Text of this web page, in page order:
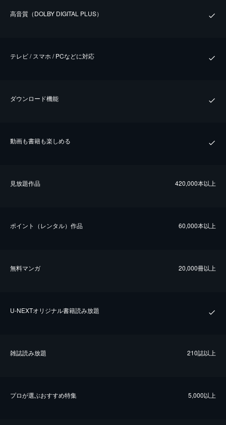
⾼⾳質（DOLBY DIGITAL PLUS）
テレビ / スマホ / PCなどに対応
ダウンロード機能
動画も書籍も楽しめる
⾒放題作品 420,000本以上
ポイント（レンタル）作品 60,000本以上
無料マンガ 20,000冊以上
U-NEXTオリジナル書籍読み放題
雑誌読み放題 210誌以上
プロが選ぶおすすめ特集 5,000以上